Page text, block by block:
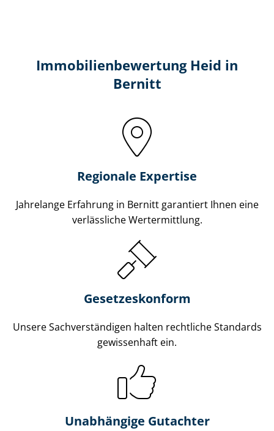
Immobilien­bewertung Heid in
Bernitt
Regionale Expertise
Jahrelange Erfahrung in Bernitt garantiert Ihnen eine
verlässliche Wertermittlung.
Gesetzes­konform
Unsere Sach­ver­stän­di­gen halten rechtliche Standards
gewissenhaft ein.
Unabhängige Gutachter